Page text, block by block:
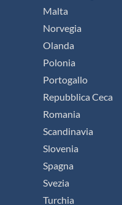
Malta
Norvegia
Olanda
Polonia
Portogallo
Repubblica Ceca
Romania
Scandinavia
Slovenia
Spagna
Svezia
Turchia